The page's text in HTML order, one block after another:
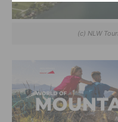
(c) NLW